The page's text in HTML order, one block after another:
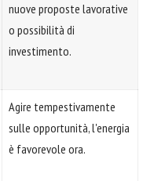
nuove proposte lavorative
o possibilità di
investimento.
Agire tempestivamente
sulle opportunità, l'energia
è favorevole ora.